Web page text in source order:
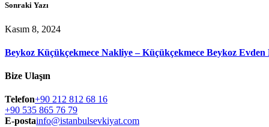
Sonraki Yazı
Kasım 8, 2024
Beykoz Küçükçekmece Nakliye – Küçükçekmece Beykoz Evden
Bize Ulaşın
Telefon+90 212 812 68 16
+90 535 865 76 79
E-postainfo@istanbulsevkiyat.com